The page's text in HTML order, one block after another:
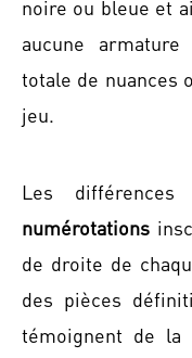
noire ou bleue et
aucune
totale de nuances
jeu.
Les
numérotations
de droite de
des pièces
témoignent de la